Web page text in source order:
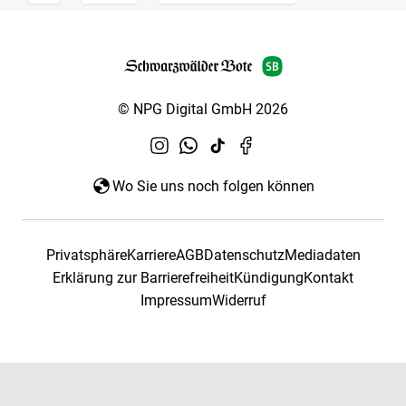
© NPG Digital GmbH 2026
Wo Sie uns noch folgen können
PrivatsphäreKarriereAGBDatenschutzMediadaten
Erklärung zur BarrierefreiheitKündigungKontakt
ImpressumWiderruf